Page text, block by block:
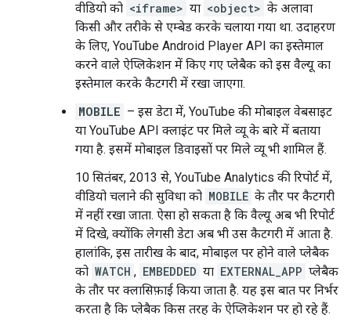
वीडियो को <iframe> या <object> के अलावा
किसी और तरीके से एम्बेड करके चलाया गया था. उदाहरण
के लिए, YouTube Android Player API का इस्तेमाल
करने वाले ऐप्लिकेशन में किए गए प्लेबैक को इस वैल्यू का
इस्तेमाल करके कैटगरी में रखा जाएगा.
MOBILE – इस डेटा में, YouTube की मोबाइल वेबसाइट
या YouTube API क्लाइंट पर मिले व्यू के बारे में बताया
गया है. इसमें मोबाइल डिवाइसों पर मिले व्यू भी शामिल हैं.
10 सितंबर, 2013 से, YouTube Analytics की रिपोर्ट में,
वीडियो चलाने की सुविधा को MOBILE के तौर पर कैटगरी
में नहीं रखा जाता. ऐसा हो सकता है कि वैल्यू अब भी रिपोर्ट
में दिखे, क्योंकि लेगसी डेटा अब भी उस कैटगरी में आता है.
हालांकि, इस तारीख के बाद, मोबाइल पर होने वाले प्लेबैक
को WATCH , EMBEDDED या EXTERNAL_APP प्लेबैक
के तौर पर क्लासिफ़ाई किया जाता है. यह इस बात पर निर्भर
करता है कि प्लेबैक किस तरह के ऐप्लिकेशन पर हो रहे हैं.